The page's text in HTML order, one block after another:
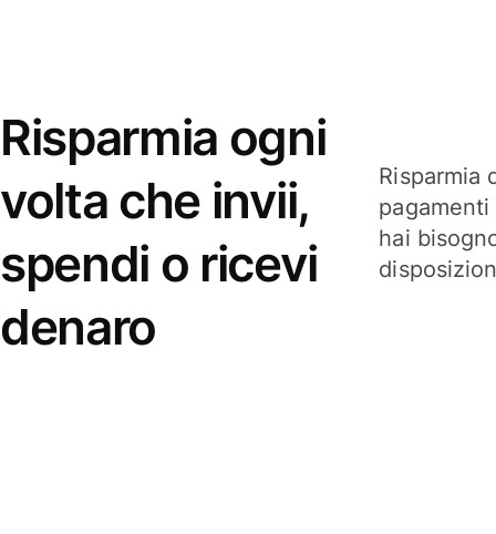
Risparmia ogni
volta che invii,
spendi o ricevi
denaro
Risparmia
hai